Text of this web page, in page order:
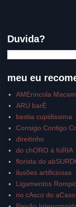
Duvida?
meu eu
AMEríncola
ARU barÉ
bestia cupidissima
Consigo Contigo
direitinho
do chORO à fúRIA
florista do
ilusões artificiosas
Ligamentos
no cAsco do aCaso